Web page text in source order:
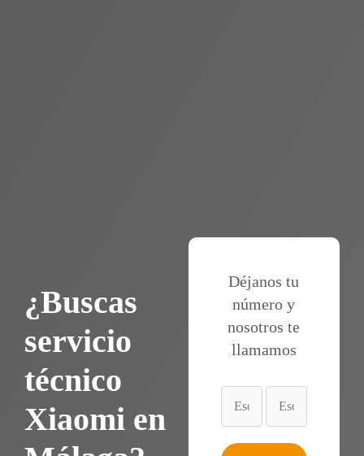
¿Buscas
servicio
técnico
Xiaomi en
Déjanos tu
número y
nosotros te
llamamos